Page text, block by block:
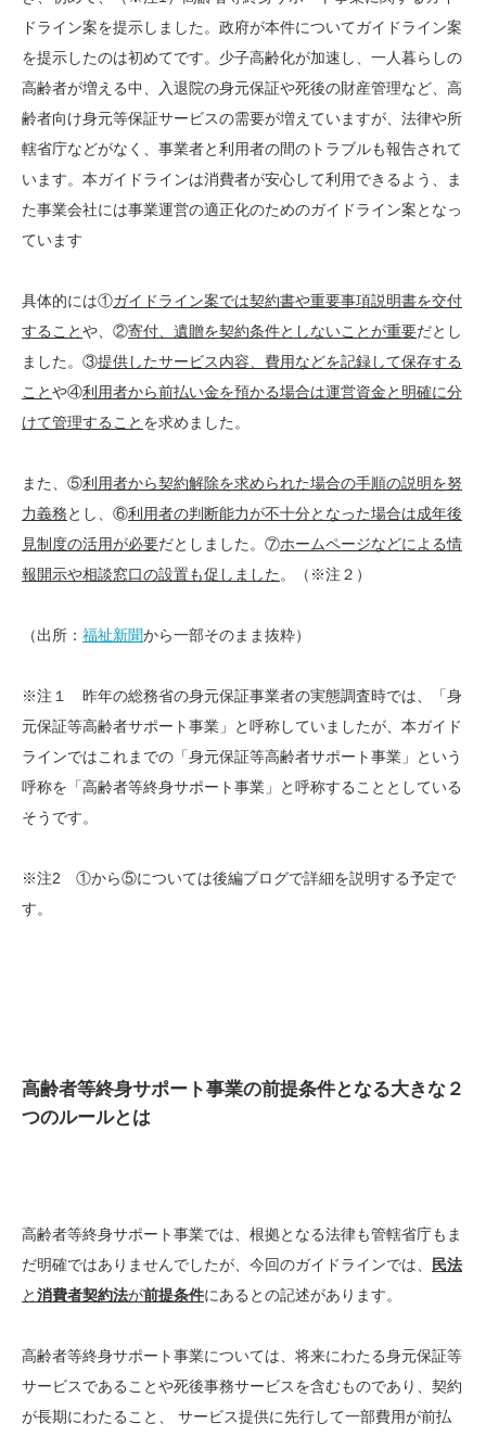
ドライン案を提示しました。政府が本件についてガイドライン案
を提示したのは初めてです。少子高齢化が加速し、一人暮らしの
高齢者が増える中、入退院の身元保証や死後の財産管理など、高
齢者向け身元等保証サービスの需要が増えていますが、法律や所
轄省庁などがなく、事業者と利用者の間のトラブルも報告されて
います。本ガイドラインは消費者が安心して利用できるよう、ま
た事業会社には事業運営の適正化のためのガイドライン案となっ
ています
具体的には①ガイドライン案では契約書や重要事項説明書を交付
することや、②寄付、遺贈を契約条件としないことが重要だとし
ました。③提供したサービス内容、費用などを記録して保存する
ことや④利用者から前払い金を預かる場合は運営資金と明確に分
けて管理すること を求めました。
また、⑤利用者から契約解除を求められた場合の手順の説明を努
力義務とし、⑥利用者の判断能力が不十分となった場合は成年後
見制度の活用が必要だとしました。⑦ホームページなどによる情
報開示や相談窓口の設置も促しました 。（※注２）
（出所： 福祉新聞から一部そのまま抜粋）
※注１ 昨年の総務省の身元保証事業者の実態調査時では、「身
元保証等高齢者サポート事業」と呼称していましたが、本ガイド
ラインではこれまでの「身元保証等高齢者サポート事業」という
呼称を「高齢者等終身サポート事業」と呼称することとしている
そうです。
※注2 ①から⑤については後編ブログで詳細を説明する予定で
す。
高齢者等終身サポート事業の前提条件となる大きな２
つのルールとは
高齢者等終身サポート事業では、根拠となる法律も管轄省庁もま
だ明確ではありませんでしたが、今回のガイドラインでは、
民法
と消費者契約法が前提条件にあるとの記述があります。
高齢者等終身サポート事業については、将来にわたる身元保証等
サービスであることや死後事務サービスを含むものであり、契約
が長期にわたること、 サービス提供に先行して一部費用が前払